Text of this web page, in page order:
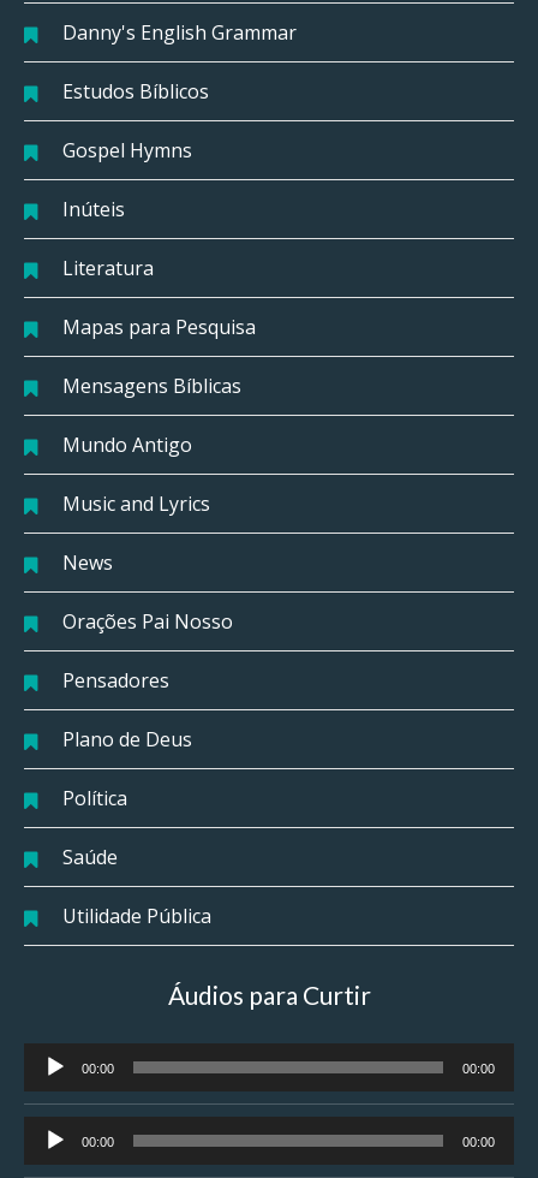
Danny's English Grammar
Estudos Bíblicos
Gospel Hymns
Inúteis
Literatura
Mapas para Pesquisa
Mensagens Bíblicas
Mundo Antigo
Music and Lyrics
News
Orações Pai Nosso
Pensadores
Plano de Deus
Política
Saúde
Utilidade Pública
Áudios para Curtir
Tocador
de
áudio
00:00 00:00
Tocador
de
00:00 00:00